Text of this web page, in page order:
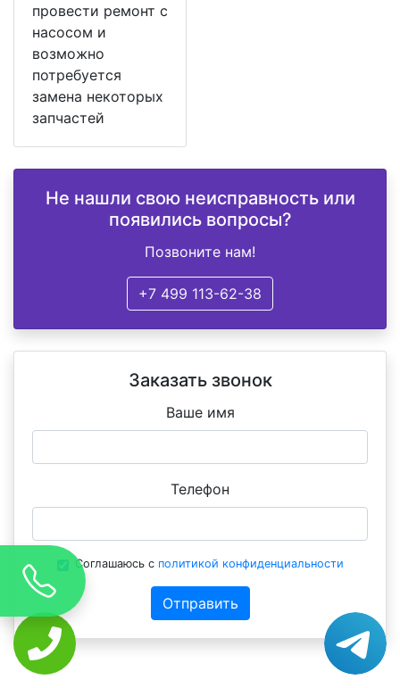
провести ремонт с
насосом и
возможно
потребуется
замена некоторых
запчастей
Не нашли свою неисправность или
появились вопросы?
Позвоните нам!
+7 499 113-62-38
Заказать звонок
Ваше имя
Телефон
Соглашаюсь с политикой конфиденциальности
Отправить